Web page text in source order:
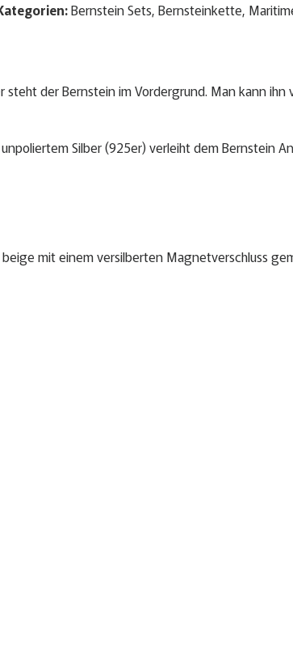
Bernstein Sets, Bernsteinkette,
der Bernstein im Vordergrund. Man kann
Silber (925er) verleiht dem Bernstein
mit einem versilberten Magnetverschluss